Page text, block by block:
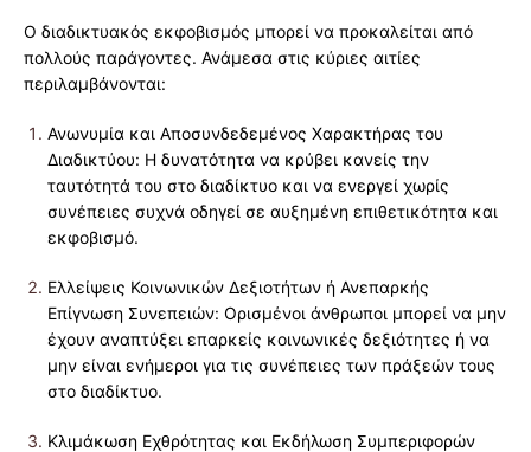
Ο διαδικτυακός εκφοβισμός μπορεί να προκαλείται από
πολλούς παράγοντες. Ανάμεσα στις κύριες αιτίες
περιλαμβάνονται:
Ανωνυμία και Αποσυνδεδεμένος Χαρακτήρας του
Διαδικτύου: Η δυνατότητα να κρύβει κανείς την
ταυτότητά του στο διαδίκτυο και να ενεργεί χωρίς
συνέπειες συχνά οδηγεί σε αυξημένη επιθετικότητα και
εκφοβισμό.
Ελλείψεις Κοινωνικών Δεξιοτήτων ή Ανεπαρκής
Επίγνωση Συνεπειών: Ορισμένοι άνθρωποι μπορεί να μην
έχουν αναπτύξει επαρκείς κοινωνικές δεξιότητες ή να
μην είναι ενήμεροι για τις συνέπειες των πράξεών τους
στο διαδίκτυο.
Κλιμάκωση Εχθρότητας και Εκδήλωση Συμπεριφορών